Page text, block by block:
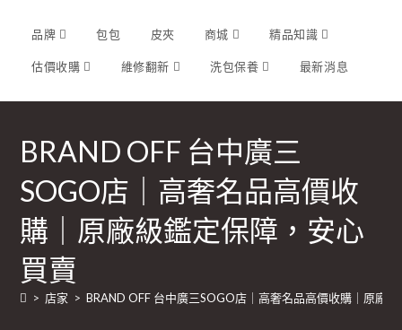
品牌 包包 皮夾 商城 精品知識
估價收購 維修翻新 洗包保養 最新消息
BRAND OFF 台中廣三
SOGO店｜高奢名品高價收
購｜原廠級鑑定保障，安心
買賣
> 店家 > BRAND OFF 台中廣三SOGO店｜高奢名品高價收購｜原廠